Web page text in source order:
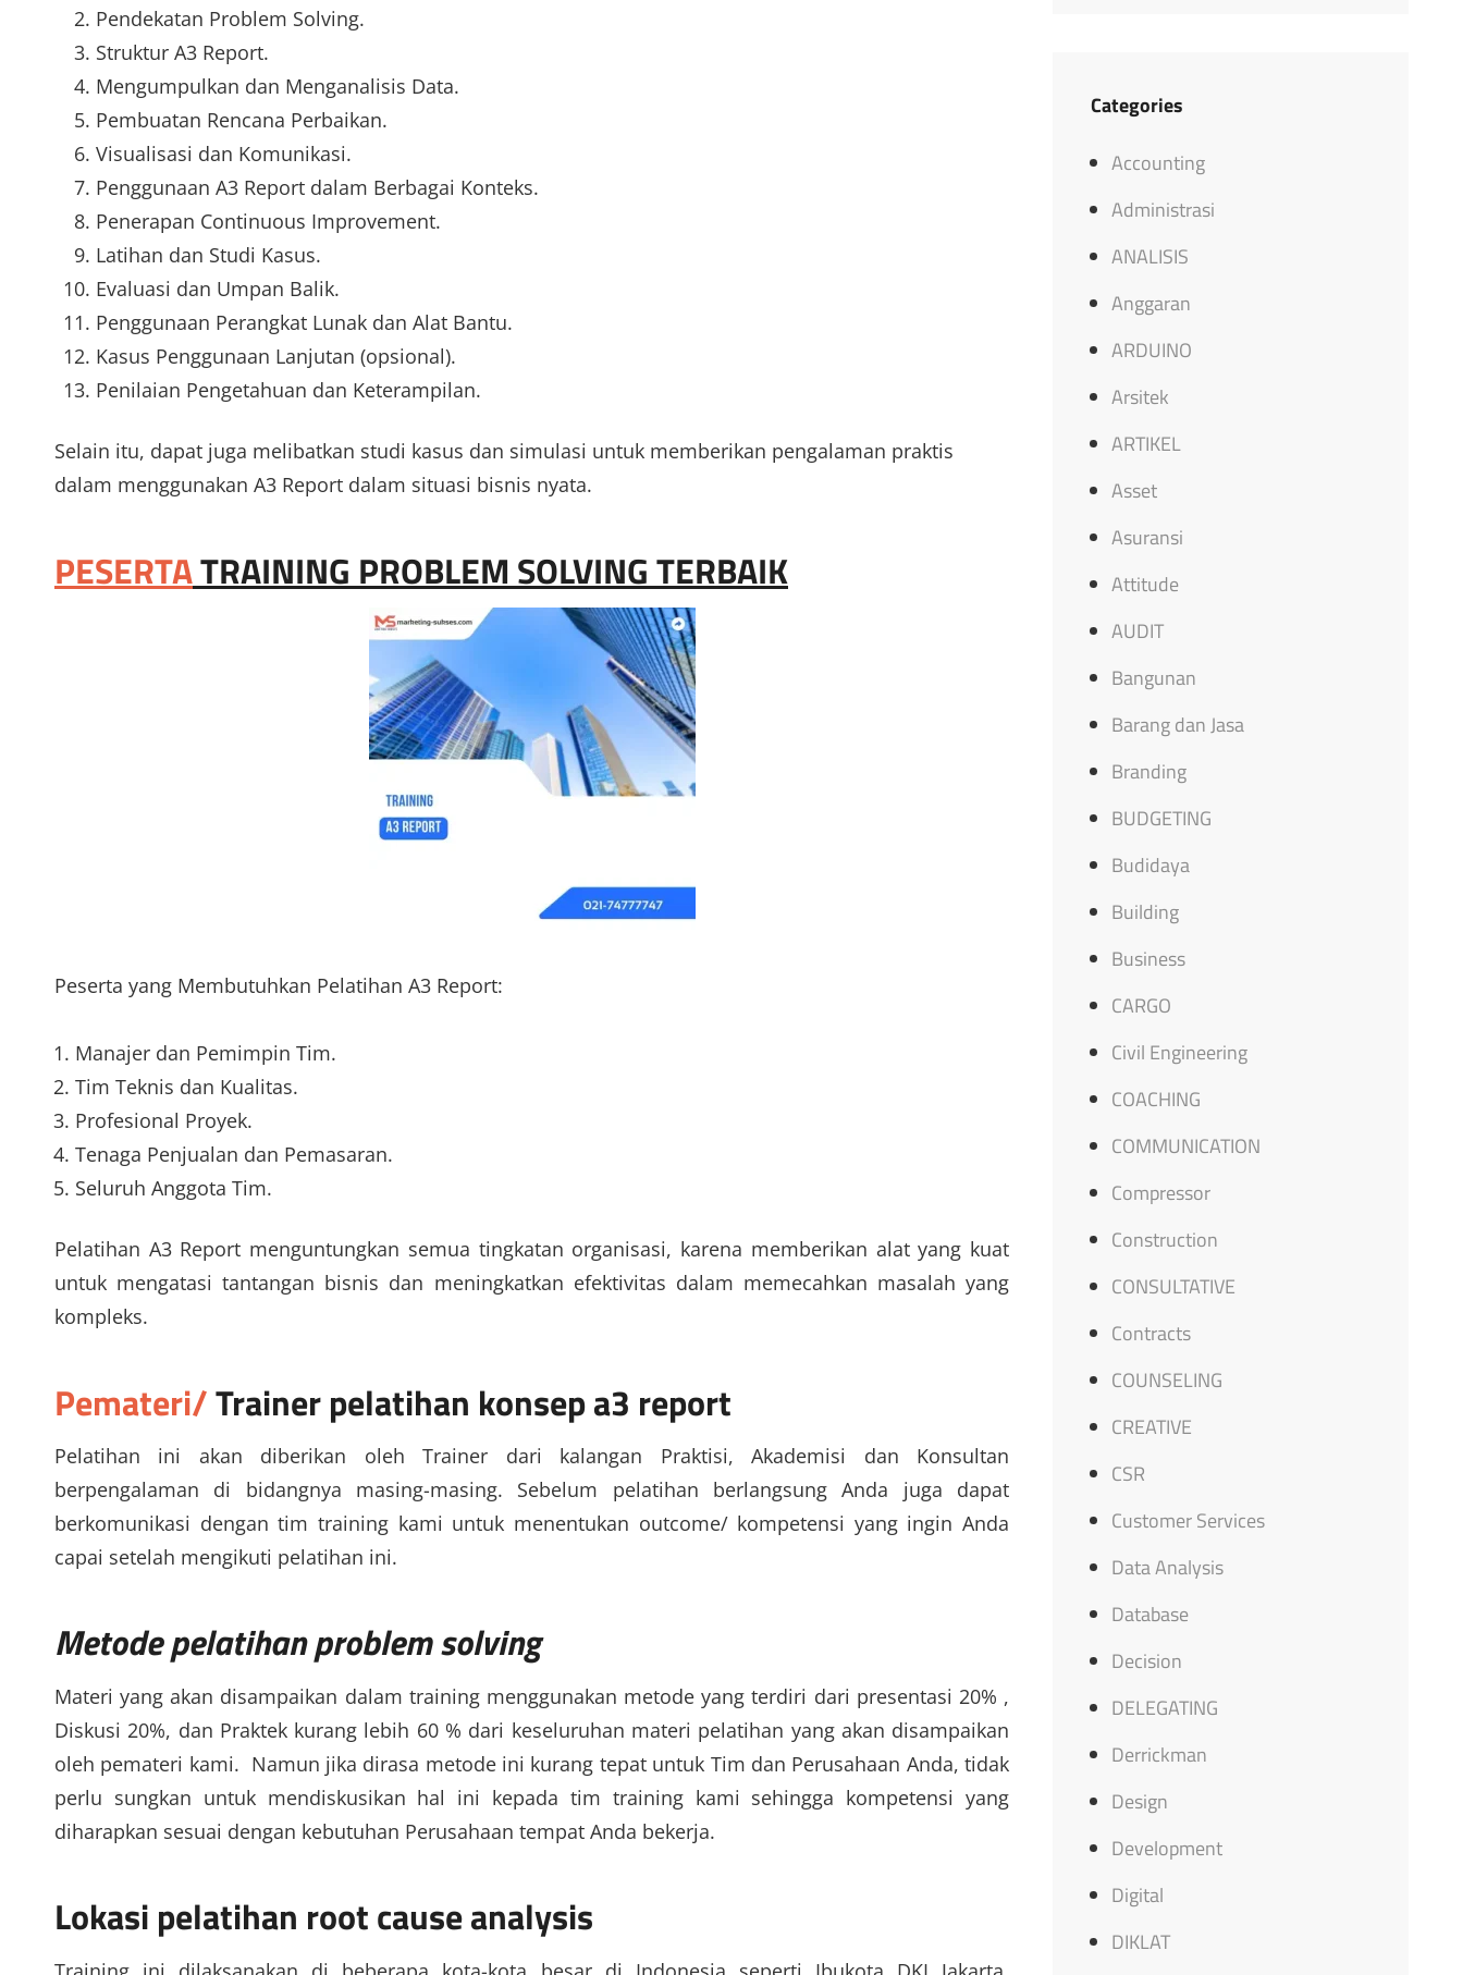
Pendekatan Problem Solving.
Struktur A3 Report.
Mengumpulkan dan Menganalisis Data.
Pembuatan Rencana Perbaikan.
Visualisasi dan Komunikasi.
Penggunaan A3 Report dalam Berbagai Konteks.
Penerapan Continuous Improvement.
Latihan dan Studi Kasus.
Evaluasi dan Umpan Balik.
Penggunaan Perangkat Lunak dan Alat Bantu.
Kasus Penggunaan Lanjutan (opsional).
Penilaian Pengetahuan dan Keterampilan.
Selain itu, dapat juga melibatkan studi kasus dan simulasi untuk memberikan pengalaman praktis
dalam menggunakan A3 Report dalam situasi bisnis nyata.
PESERTATRAINING PROBLEM SOLVING TERBAIK
Peserta yang Membutuhkan Pelatihan A3 Report:
Manajer dan Pemimpin Tim.
Tim Teknis dan Kualitas.
Profesional Proyek.
Tenaga Penjualan dan Pemasaran.
Seluruh Anggota Tim.
Pelatihan A3 Report menguntungkan semua tingkatan organisasi, karena memberikan alat yang kuat
untuk mengatasi tantangan bisnis dan meningkatkan efektivitas dalam memecahkan masalah yang
kompleks.
Pemateri/Trainerpelatihan konsep a3 report
Pelatihan ini akan diberikan oleh Trainer dari kalangan Praktisi, Akademisi dan Konsultan
berpengalaman di bidangnya masing-masing. Sebelum pelatihan berlangsung Anda juga dapat
berkomunikasi dengan tim training kami untuk menentukan outcome/ kompetensi yang ingin Anda
capai setelah mengikuti pelatihan ini.
Metodepelatihan problem solving
Materi yang akan disampaikan dalam training menggunakan metode yang terdiri dari presentasi 20% ,
Diskusi 20%, dan Praktek kurang lebih 60 % dari keseluruhan materi pelatihan yang akan disampaikan
oleh pemateri kami. Namun jika dirasa metode ini kurang tepat untuk Tim dan Perusahaan Anda, tidak
perlu sungkan untuk mendiskusikan hal ini kepada tim training kami sehingga kompetensi yang
diharapkan sesuai dengan kebutuhan Perusahaan tempat Anda bekerja.
Lokasi pelatihan root cause analysis
Categories
Accounting
Administrasi
ANALISIS
Anggaran
ARDUINO
Arsitek
ARTIKEL
Asset
Asuransi
Attitude
AUDIT
Bangunan
Barang dan Jasa
Branding
BUDGETING
Budidaya
Building
Business
CARGO
Civil Engineering
COACHING
COMMUNICATION
Compressor
Construction
CONSULTATIVE
Contracts
COUNSELING
CREATIVE
CSR
Customer Services
Data Analysis
Database
Decision
DELEGATING
Derrickman
Design
Development
Digital
DIKLAT